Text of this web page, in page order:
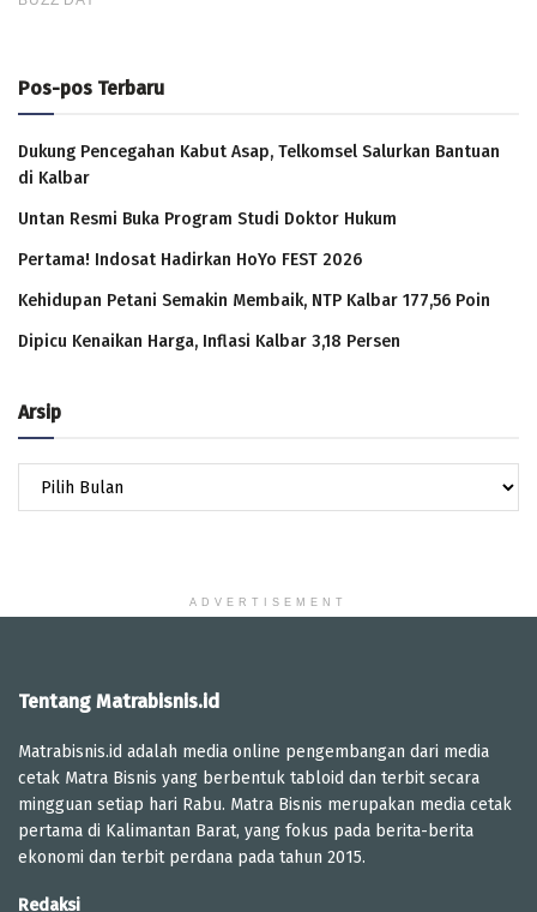
Pos-pos Terbaru
Dukung Pencegahan Kabut Asap, Telkomsel Salurkan Bantuan
di Kalbar
Untan Resmi Buka Program Studi Doktor Hukum
Pertama! Indosat Hadirkan HoYo FEST 2026
Kehidupan Petani Semakin Membaik, NTP Kalbar 177,56 Poin
Dipicu Kenaikan Harga, Inflasi Kalbar 3,18 Persen
Arsip
ADVERTISEMENT
Tentang Matrabisnis.id
Matrabisnis.id adalah media online pengembangan dari media
cetak Matra Bisnis yang berbentuk tabloid dan terbit secara
mingguan setiap hari Rabu. Matra Bisnis merupakan media cetak
pertama di Kalimantan Barat, yang fokus pada berita-berita
ekonomi dan terbit perdana pada tahun 2015.
Redaksi